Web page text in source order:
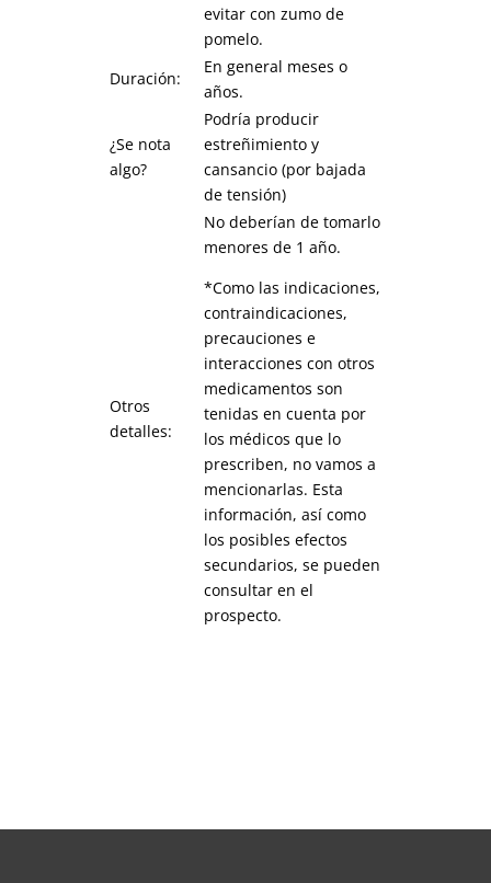
evitar con zumo de
pomelo.
Duración:
En general meses o
años.
¿Se nota
algo?
Podría producir
estreñimiento y
cansancio (por bajada
de tensión)
Otros
detalles:
No deberían de tomarlo
menores de 1 año.
*Como las indicaciones,
contraindicaciones,
precauciones e
interacciones con otros
medicamentos son
tenidas en cuenta por
los médicos que lo
prescriben, no vamos a
mencionarlas. Esta
información, así como
los posibles efectos
secundarios, se pueden
consultar en el
prospecto.